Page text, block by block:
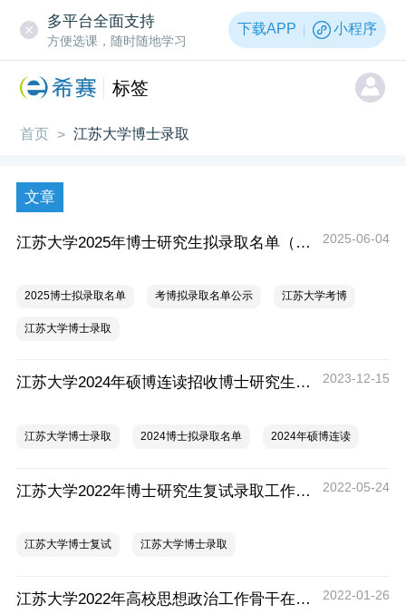
多平台全面支持
方便选课，随时随地学习
下载APP 小程序
标签
首页 > 江苏大学博士录取
文章
江苏大学2025年博士研究生拟录取名单（普通招收第一批）公示 2025-06-04
2025博士拟录取名单 考博拟录取名单公示 江苏大学考博
江苏大学博士录取
江苏大学2024年硕博连读招收博士研究生拟录取名单公示 2023-12-15
江苏大学博士录取 2024博士拟录取名单 2024年硕博连读
江苏大学2022年博士研究生复试录取工作的通知 2022-05-24
江苏大学博士复试 江苏大学博士录取
江苏大学2022年高校思想政治工作骨干在职攻读博士学位招生简章 2022-01-26